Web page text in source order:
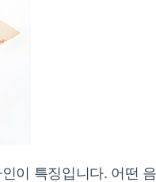
이 특징입니다. 어떤